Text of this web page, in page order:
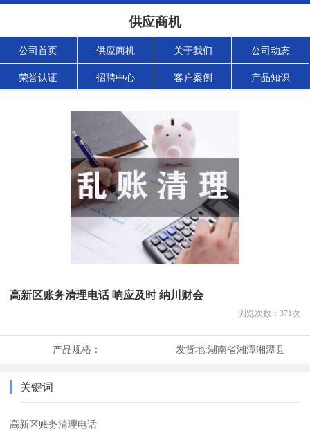
供应商机
公司首页 供应商机 关于我们 公司动态
荣誉认证 招聘中心 客户案例 产品知识
高新区账务清理电话 响应及时 纳川财会
浏览次数： 371次
产品规格： 发货地:湖南省湘潭湘潭县
关键词
高新区账务清理电话